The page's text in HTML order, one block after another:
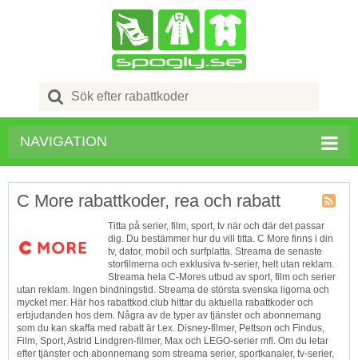
Search
for:
NAVIGATION
RSS
C More rabattkoder, rea och rabatt
Titta på serier, film, sport, tv när och där det passar
dig. Du bestämmer hur du vill titta. C More finns i din
tv, dator, mobil och surfplatta. Streama de senaste
storfilmerna och exklusiva tv-serier, helt utan reklam.
Streama hela C-Mores utbud av sport, film och serier
utan reklam. Ingen bindningstid. Streama de största svenska ligorna och
mycket mer. Här hos rabattkod.club hittar du aktuella rabattkoder och
erbjudanden hos dem. Några av de typer av tjänster och abonnemang
som du kan skaffa med rabatt är t.ex. Disney-filmer, Pettson och Findus,
Film, Sport, Astrid Lindgren-filmer, Max och LEGO-serier mfl. Om du letar
efter tjänster och abonnemang som streama serier, sportkanaler, tv-serier,